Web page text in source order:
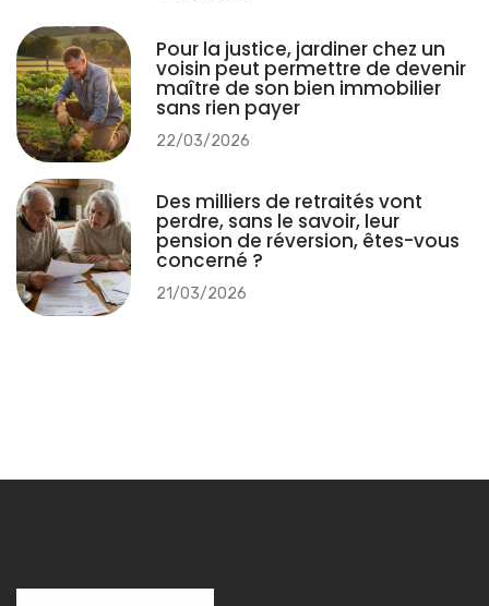
Pour la justice, jardiner chez un
voisin peut permettre de devenir
maître de son bien immobilier
sans rien payer
22/03/2026
Des milliers de retraités vont
perdre, sans le savoir, leur
pension de réversion, êtes-vous
concerné ?
21/03/2026